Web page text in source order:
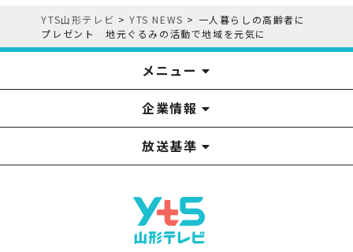
YTS山形テレビ >YTS NEWS > 一人暮らしの高齢者に
プレゼント 地元ぐるみの活動で地域を元気に
メニュー
YTSニュース
番組
アナウンサー
プレゼント
イベント
みるるん星人
YTS見学ツアー
番組表
お問い合わせ
企業情報
企業情報
役員構成
YTS山形テレビ SDGs 宣言
採用情報
山形テレビ人権方針
山形テレビ国民保護業務計画提出文
個人情報基本方針
情報セキュリティ基本方針
視聴データの取扱いについて
系列局一覧
中継局一覧
放送基準